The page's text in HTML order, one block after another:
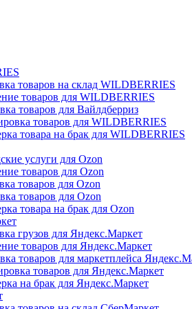
товаров на склад WILDBERRIES
товаров для WILDBERRIES
товаров для Вайлдберриз
товаров для WILDBERRIES
товара на брак для WILDBERRIES
услуги для Ozon
товаров для Ozon
товаров для Ozon
товаров для Ozon
товара на брак для Ozon
грузов для Яндекс.Маркет
товаров для Яндекс.Маркет
товаров для маркетплейса
товаров для Яндекс.Маркет
на брак для Яндекс.Маркет